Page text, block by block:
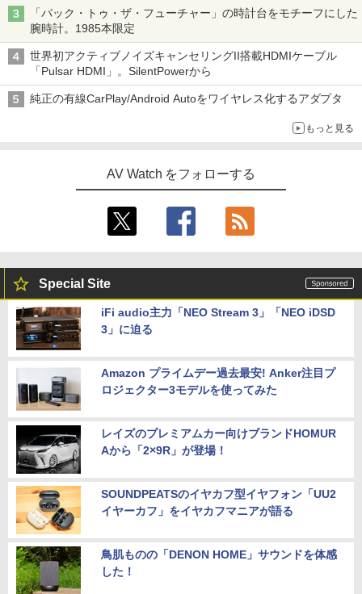
「バック・トゥ・ザ・フューチャー」の時計台をモチーフにした
腕時計。1985本限定
世界初アクティブノイズキャンセリングII搭載HDMIケーブル
「Pulsar HDMI」。SilentPowerから
純正の有線CarPlay/Android Autoをワイヤレス化するアダプタ
もっと見る
AV Watch をフォローする
Special Site
iFi audio主力「NEO Stream 3」「NEO iDSD
3」に迫る
Amazon プライムデー過去最安! Anker注目プ
ロジェクター3モデルを使ってみた
レイズのプレミアムカー向けブランドHOMUR
Aから「2×9R」が登場！
SOUNDPEATSのイヤカフ型イヤフォン「UU2
イヤーカフ」をイヤカフマニアが語る
鳥肌ものの「DENON HOME」サウンドを体感
した！